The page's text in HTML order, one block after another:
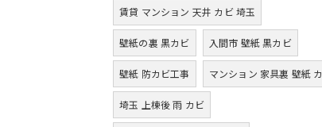
賃貸 マンション 天井 カビ 埼玉
壁紙の裏 黒カビ 入間市 壁紙 黒カビ
壁紙 防カビ工事 マンション 家具裏 壁紙
埼玉 上棟後 雨 カビ